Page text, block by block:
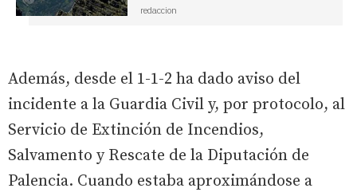
redaccion
Además, desde el 1-1-2 ha dado aviso del
incidente a la Guardia Civil y, por protocolo, al
Servicio de Extinción de Incendios,
Salvamento y Rescate de la Diputación de
Palencia. Cuando estaba aproximándose a